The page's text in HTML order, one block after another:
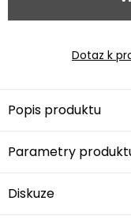
Dotaz k
Popis produktu
Parametry
Diskuze